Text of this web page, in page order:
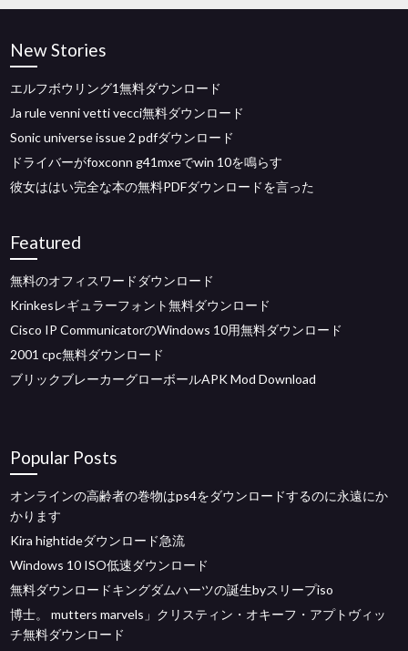
New Stories
エルフボウリング1無料ダウンロード
Ja rule venni vetti vecci無料ダウンロード
Sonic universe issue 2 pdfダウンロード
ドライバーがfoxconn g41mxeでwin 10を鳴らす
彼女ははい完全な本の無料PDFダウンロードを言った
Featured
無料のオフィスワードダウンロード
Krinkesレギュラーフォント無料ダウンロード
Cisco IP CommunicatorのWindows 10用無料ダウンロード
2001 cpc無料ダウンロード
ブリックブレーカーグローボールAPK Mod Download
Popular Posts
オンラインの高齢者の巻物はps4をダウンロードするのに永遠にか
かります
Kira hightideダウンロード急流
Windows 10 ISO低速ダウンロード
無料ダウンロードキングダムハーツの誕生byスリープiso
博士。 mutters marvels」クリスティン・オキーフ・アプトヴィッ
チ無料ダウンロード